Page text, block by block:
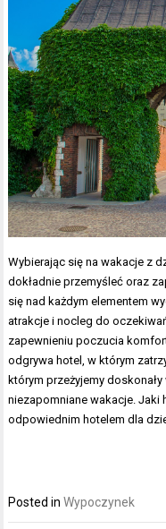
Wybierając się na wakacje z
dokładnie przemyśleć oraz
się nad każdym elementem
atrakcje i nocleg do
zapewnieniu poczucia
odgrywa hotel, w którym
którym przeżyjemy
niezapomniane wakacje. Jaki
odpowiednim hotelem dla
Posted inWypoczynek